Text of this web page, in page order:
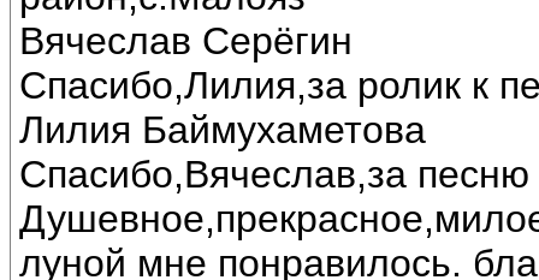
Вячеслав Серёгин
Спасибо,Лилия,за ролик к
Лилия Баймухаметова
Спасибо,Вячеслав,за песню
луной мне понравилось.